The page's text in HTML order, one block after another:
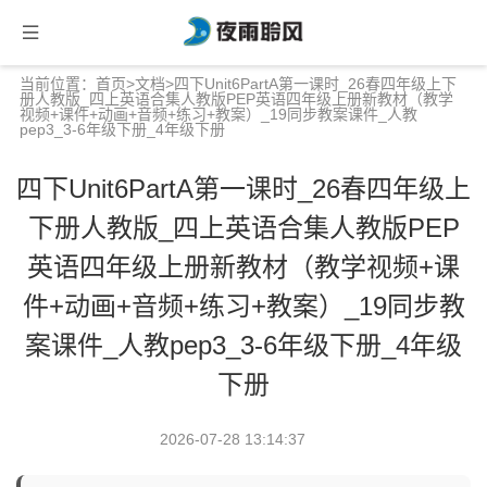
当前位置： 首页>文档>四下Unit6PartA第一课时_26春四年级上下
册人教版_四上英语合集人教版PEP英语四年级上册新教材（教学
视频+课件+动画+音频+练习+教案）_19同步教案课件_人教
pep3_3-6年级下册_4年级下册
四下Unit6PartA第一课时_26春四年级上
下册人教版_四上英语合集人教版PEP
英语四年级上册新教材（教学视频+课
件+动画+音频+练习+教案）_19同步教
案课件_人教pep3_3-6年级下册_4年级
下册
2026-07-28 13:14:37